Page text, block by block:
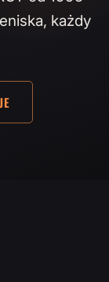
każdy